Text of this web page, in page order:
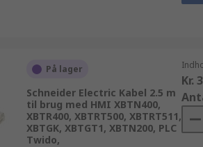
På lager
Schneider Electric Kabel 2.5 m
til brug med HMI XBTN400,
XBTR400, XBTRT500, XBTRT511,
XBTGK, XBTGT1, XBTN200, PLC
Twido,
Kr.